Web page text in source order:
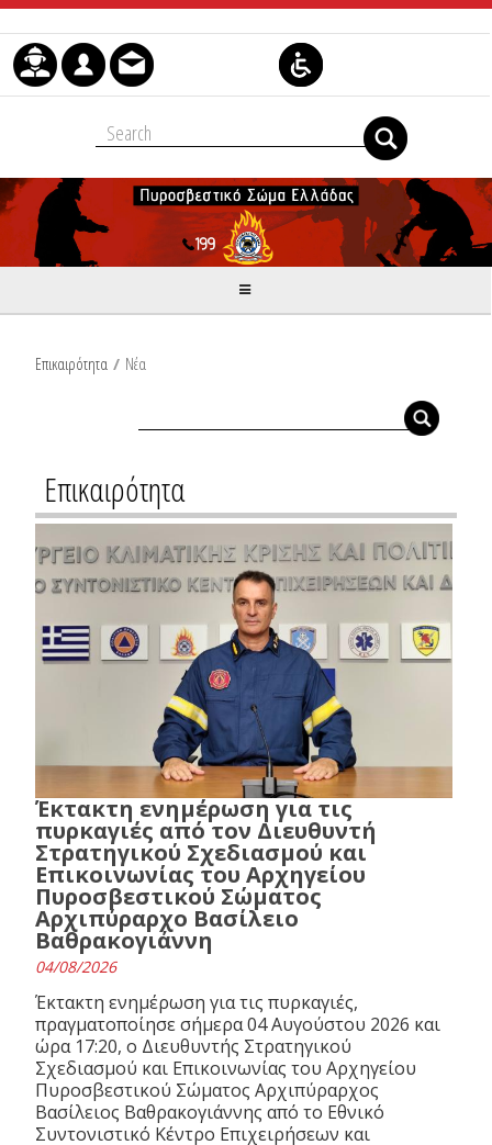
Μετάβαση στο περιεχόμενο
Επικαιρότητα / Νέα
Επικαιρότητα
Έκτακτη ενημέρωση για τις
πυρκαγιές από τον Διευθυντή
Στρατηγικού Σχεδιασμού και
Επικοινωνίας του Αρχηγείου
Πυροσβεστικού Σώματος
Αρχιπύραρχο Βασίλειο
Βαθρακογιάννη
04/08/2026
Έκτακτη ενημέρωση για τις πυρκαγιές,
πραγματοποίησε σήμερα 04 Αυγούστου 2026 και
ώρα 17:20, ο Διευθυντής Στρατηγικού
Σχεδιασμού και Επικοινωνίας του Αρχηγείου
Πυροσβεστικού Σώματος Αρχιπύραρχος
Βασίλειος Βαθρακογιάννης από το Εθνικό
Συντονιστικό Κέντρο Επιχειρήσεων και